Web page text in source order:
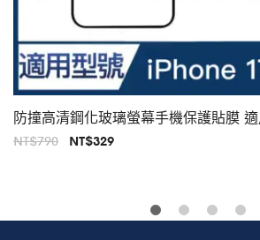
防撞高清鋼化玻璃螢幕手機保護貼膜
NT$790 原NT$329目